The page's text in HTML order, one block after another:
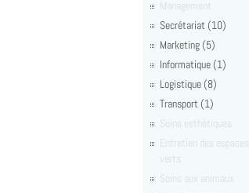
Management
Secrétariat (10)
Marketing (5)
Informatique (1)
Logistique (8)
Transport (1)
Soins esthétiques
Entretien des espaces
verts
Soins aux animaux